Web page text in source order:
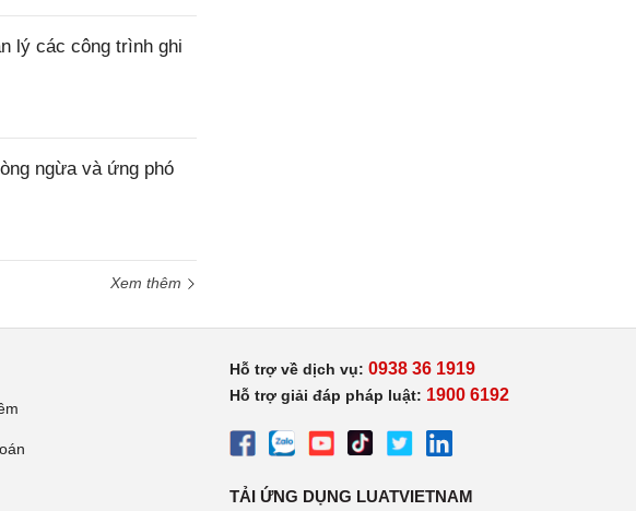
lý các công trình ghi
ngừa và ứng phó
Xem thêm
Hỗ trợ về dịch vụ: 0938 36 1919
Hỗ trợ giải đáp pháp luật: 1900 6192
TẢI ỨNG DỤNG LUATVIETNAM